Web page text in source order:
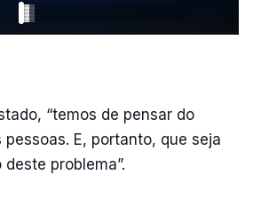
“temos de pensar do
E, portanto, que seja
problema”.